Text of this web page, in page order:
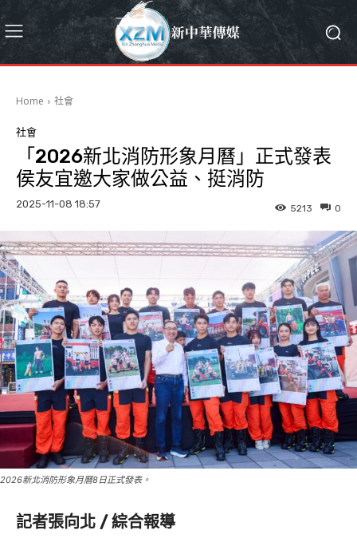
Home 社會
社會
「2026新北消防形象月曆」正式發表
侯友宜邀大家做公益、挺消防
2025-11-08 18:57 0
5213
2026新北消防形象月曆8日正式發表。
記者張向北 / 綜合報導